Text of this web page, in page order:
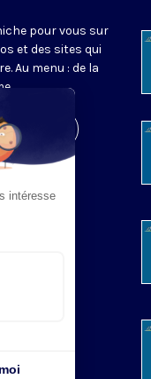
pour vous sur
et des sites qui
Au menu : de la